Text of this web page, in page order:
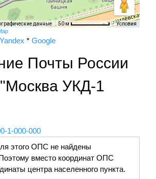
данные 50 м Условия
Yandex * Google
Почты России
УКД-1
1-000-000
этого ОПС не найдены
вместо координат ОПС
центра населенного пункта.